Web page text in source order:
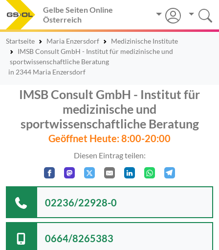
Gelbe Seiten Online
Österreich
Startseite Maria Enzersdorf
Medizinische Institute
IMSB Consult GmbH - Institut für medizinische und
sportwissenschaftliche Beratung
in 2344 Maria Enzersdorf
IMSB Consult GmbH - Institut für
medizinische und
sportwissenschaftliche Beratung
Geöffnet Heute: 8:00-20:00
Diesen Eintrag teilen:
02236/22928-0
0664/8265383